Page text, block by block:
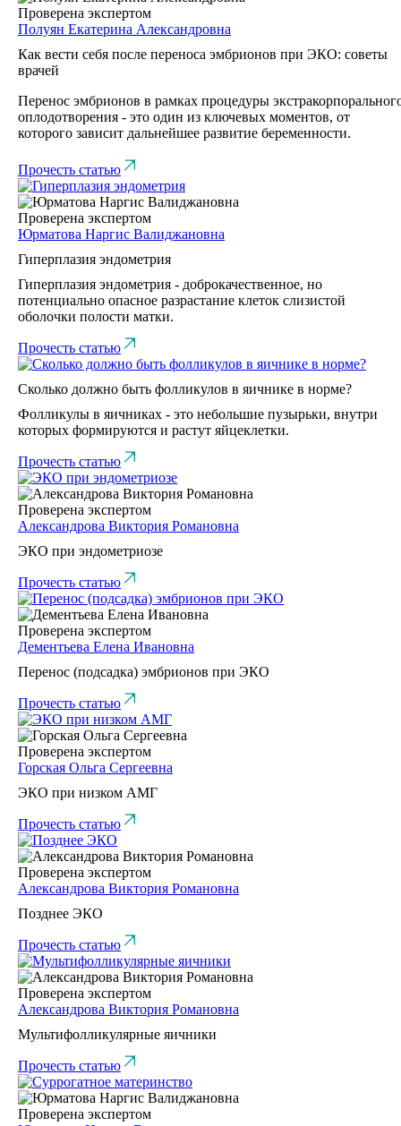
Проверена экспертом
Полуян Екатерина Александровна
Как вести себя после переноса эмбрионов при ЭКО: советы
врачей
Перенос эмбрионов в рамках процедуры
оплодотворения - это один из ключевых моментов, от
которого зависит дальнейшее развитие беременности.
Прочесть статью
Проверена экспертом
Юрматова Наргис Валиджановна
Гиперплазия эндометрия
Гиперплазия эндометрия - доброкачественное, но
потенциально опасное разрастание клеток слизистой
оболочки полости матки.
Прочесть статью
Сколько должно быть фолликулов в яичнике в норме?
Фолликулы в яичниках - это небольшие пузырьки, внутри
которых формируются и растут яйцеклетки.
Прочесть статью
Проверена экспертом
Александрова Виктория Романовна
ЭКО при эндометриозе
Прочесть статью
Проверена экспертом
Дементьева Елена Ивановна
Перенос (подсадка) эмбрионов при ЭКО
Прочесть статью
Проверена экспертом
Горская Ольга Сергеевна
ЭКО при низком АМГ
Прочесть статью
Проверена экспертом
Александрова Виктория Романовна
Позднее ЭКО
Прочесть статью
Проверена экспертом
Александрова Виктория Романовна
Мультифолликулярные яичники
Прочесть статью
Проверена экспертом